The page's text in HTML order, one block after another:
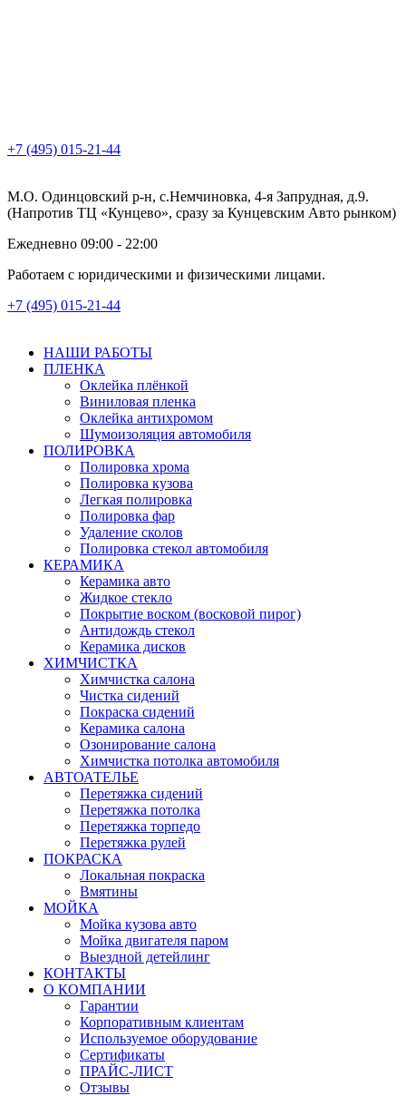
+7 (495) 015-21-44
М.О. Одинцовский р-н, с.Немчиновка, 4-я Запрудная, д.9.
(Напротив ТЦ «Кунцево», сразу за Кунцевским Авто рынком)
Ежедневно 09:00 - 22:00
Работаем с юридическими и физическими лицами.
+7 (495) 015-21-44
НАШИ РАБОТЫ
ПЛЕНКА
Оклейка плёнкой
Виниловая пленка
Оклейка антихромом
Шумоизоляция автомобиля
ПОЛИРОВКА
Полировка хрома
Полировка кузова
Легкая полировка
Полировка фар
Удаление сколов
Полировка стекол автомобиля
КЕРАМИКА
Керамика авто
Жидкое стекло
Покрытие воском (восковой пирог)
Антидождь стекол
Керамика дисков
ХИМЧИСТКА
Химчистка салона
Чистка сидений
Покраска сидений
Керамика салона
Озонирование салона
Химчистка потолка автомобиля
АВТОАТЕЛЬЕ
Перетяжка сидений
Перетяжка потолка
Перетяжка торпедо
Перетяжка рулей
ПОКРАСКА
Локальная покраска
Вмятины
МОЙКА
Мойка кузова авто
Мойка двигателя паром
Выездной детейлинг
КОНТАКТЫ
О КОМПАНИИ
Гарантии
Корпоративным клиентам
Используемое оборудование
Сертификаты
ПРАЙС-ЛИСТ
Отзывы